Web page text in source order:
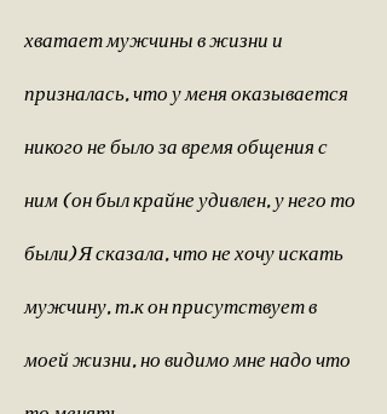
хватает мужчины в жизни и
призналась, что у меня оказывается
никого не было за время общения с
ним ( он был крайне удивлен, у него то
были) Я сказала, что не хочу искать
мужчину, т.к он присутствует в
моей жизни, но видимо мне надо что